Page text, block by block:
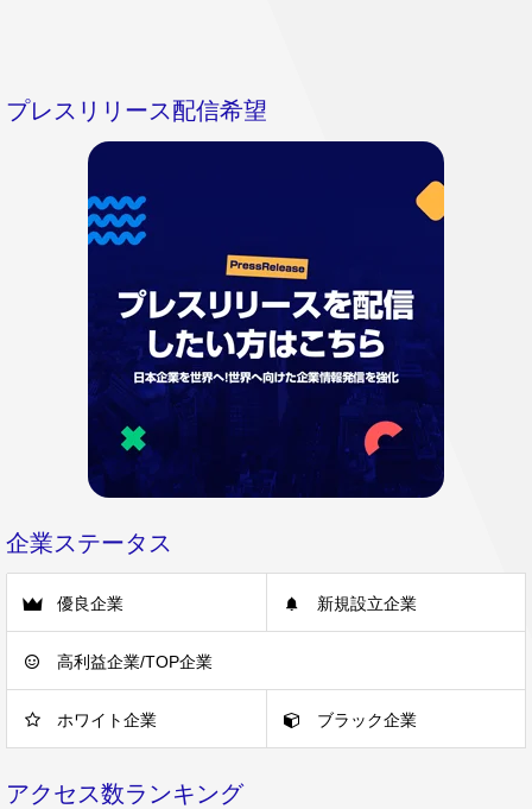
プレスリリース配信希望
企業ステータス
優良企業 新規設立企業
高利益企業/TOP企業
ホワイト企業 ブラック企業
アクセス数ランキング